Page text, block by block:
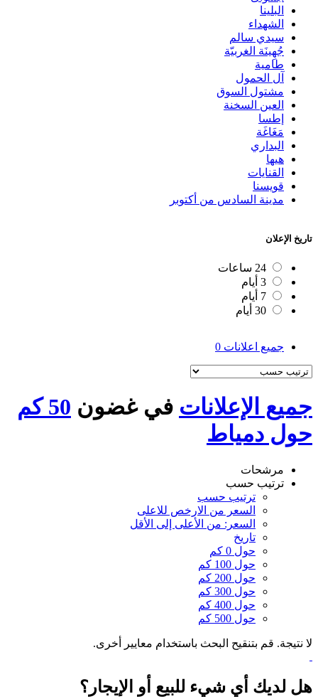
البلينا
الشهداء
سيدي سالم
جُهِينَة الغربيّة
طامية
آل الحمول
مشتول السوق
العين السخنة
إطسا
مَغَاغَة
البداري
هيها
القنايات
قويسنا
مدينة السادس من أكتوبر
تاريخ الإعلان
24 ساعات
3 أيام
7 أيام
30 أيام
جميع اعلانات 0
جميع الإعلانات في غضون
50 كم
حول دمياط
مرشحات
ترتيب حسب
ترتيب حسب
السعر من الارخص للاعلى
السعر: من الأعلى إلى الأقل
تاريخ
حول 0 كم
حول 100 كم
حول 200 كم
حول 300 كم
حول 400 كم
حول 500 كم
لا نتيجة. قم بتنقيح البحث باستخدام معايير أخرى.
هل لديك أي شيء للبيع أو الإيجار؟